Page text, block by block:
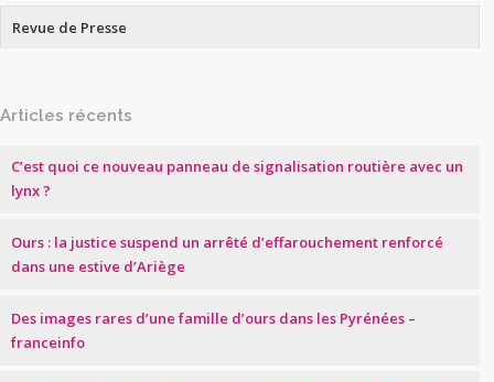
Revue de Presse
Articles récents
C’est quoi ce nouveau panneau de signalisation routière avec un
lynx ?
Ours : la justice suspend un arrêté d’effarouchement renforcé
dans une estive d’Ariège
Des images rares d’une famille d’ours dans les Pyrénées –
franceinfo